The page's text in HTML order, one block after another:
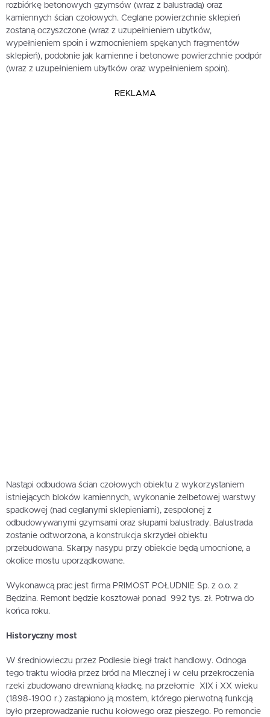
rozbiórkę betonowych gzymsów (wraz z balustradą) oraz
kamiennych ścian czołowych. Ceglane powierzchnie sklepień
zostaną oczyszczone (wraz z uzupełnieniem ubytków,
wypełnieniem spoin i wzmocnieniem spękanych fragmentów
sklepień), podobnie jak kamienne i betonowe powierzchnie podpór
(wraz z uzupełnieniem ubytków oraz wypełnieniem spoin).
REKLAMA
Nastąpi odbudowa ścian czołowych obiektu z wykorzystaniem
istniejących bloków kamiennych, wykonanie żelbetowej warstwy
spadkowej (nad ceglanymi sklepieniami), zespolonej z
odbudowywanymi gzymsami oraz słupami balustrady. Balustrada
zostanie odtworzona, a konstrukcja skrzydeł obiektu
przebudowana. Skarpy nasypu przy obiekcie będą umocnione, a
okolice mostu uporządkowane.
Wykonawcą prac jest firma PRIMOST POŁUDNIE Sp. z o.o. z
Będzina. Remont będzie kosztował ponad 992 tys. zł. Potrwa do
końca roku.
Historyczny most
W średniowieczu przez Podlesie biegł trakt handlowy. Odnoga
tego traktu wiodła przez bród na Mlecznej i w celu przekroczenia
rzeki zbudowano drewnianą kładkę, na przełomie XIX i XX wieku
(1898-1900 r.) zastąpiono ją mostem, którego pierwotną funkcją
było przeprowadzanie ruchu kołowego oraz pieszego. Po remoncie